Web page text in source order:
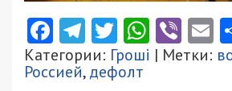
Facebook
Telegram
Twitter
Категории: Гроші | Метки:
Россией,дефолт